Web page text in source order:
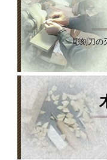
彫刻刀の